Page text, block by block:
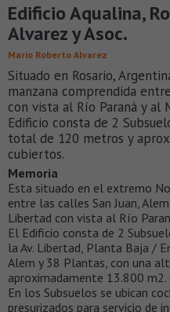
Edificio Aqualina,
Alvarez y Asoc.
Mario Roberto Alvarez
Situado en Rosario,
manzana comprendida
con vista al Río Paraná y al
Edificio consta de 2
total de 120 metros y
cubiertos.
Memoria
Esta situado en el extremo
entre las calles San Juan,
Libertad con vista al Río
El Edificio consta de 2
la Av. Libertad, Planta Baja /
Alem y 38 Plantas, con una
aproximadamente 13.800 m2.
En los Subsuelos se ubican
presurizados para servicio de